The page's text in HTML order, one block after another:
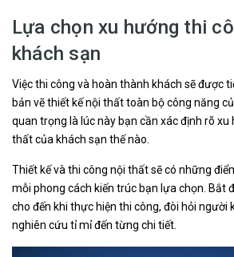
Lựa chọn xu hướng thi
khách sạn
Việc thi công và hoàn thành khách sẽ được
bản vẽ thiết kế nội thất toàn bộ công năng
quan trọng là lúc này bạn cần xác định rõ xu
thất của khách sạn thế nào.
Thiết kế và thi công nội thất sẽ có những
mỗi phong cách kiến trúc bạn lựa chọn. Bắt
cho đến khi thực hiện thi công, đòi hỏi người
nghiên cứu tỉ mỉ đến từng chi tiết.